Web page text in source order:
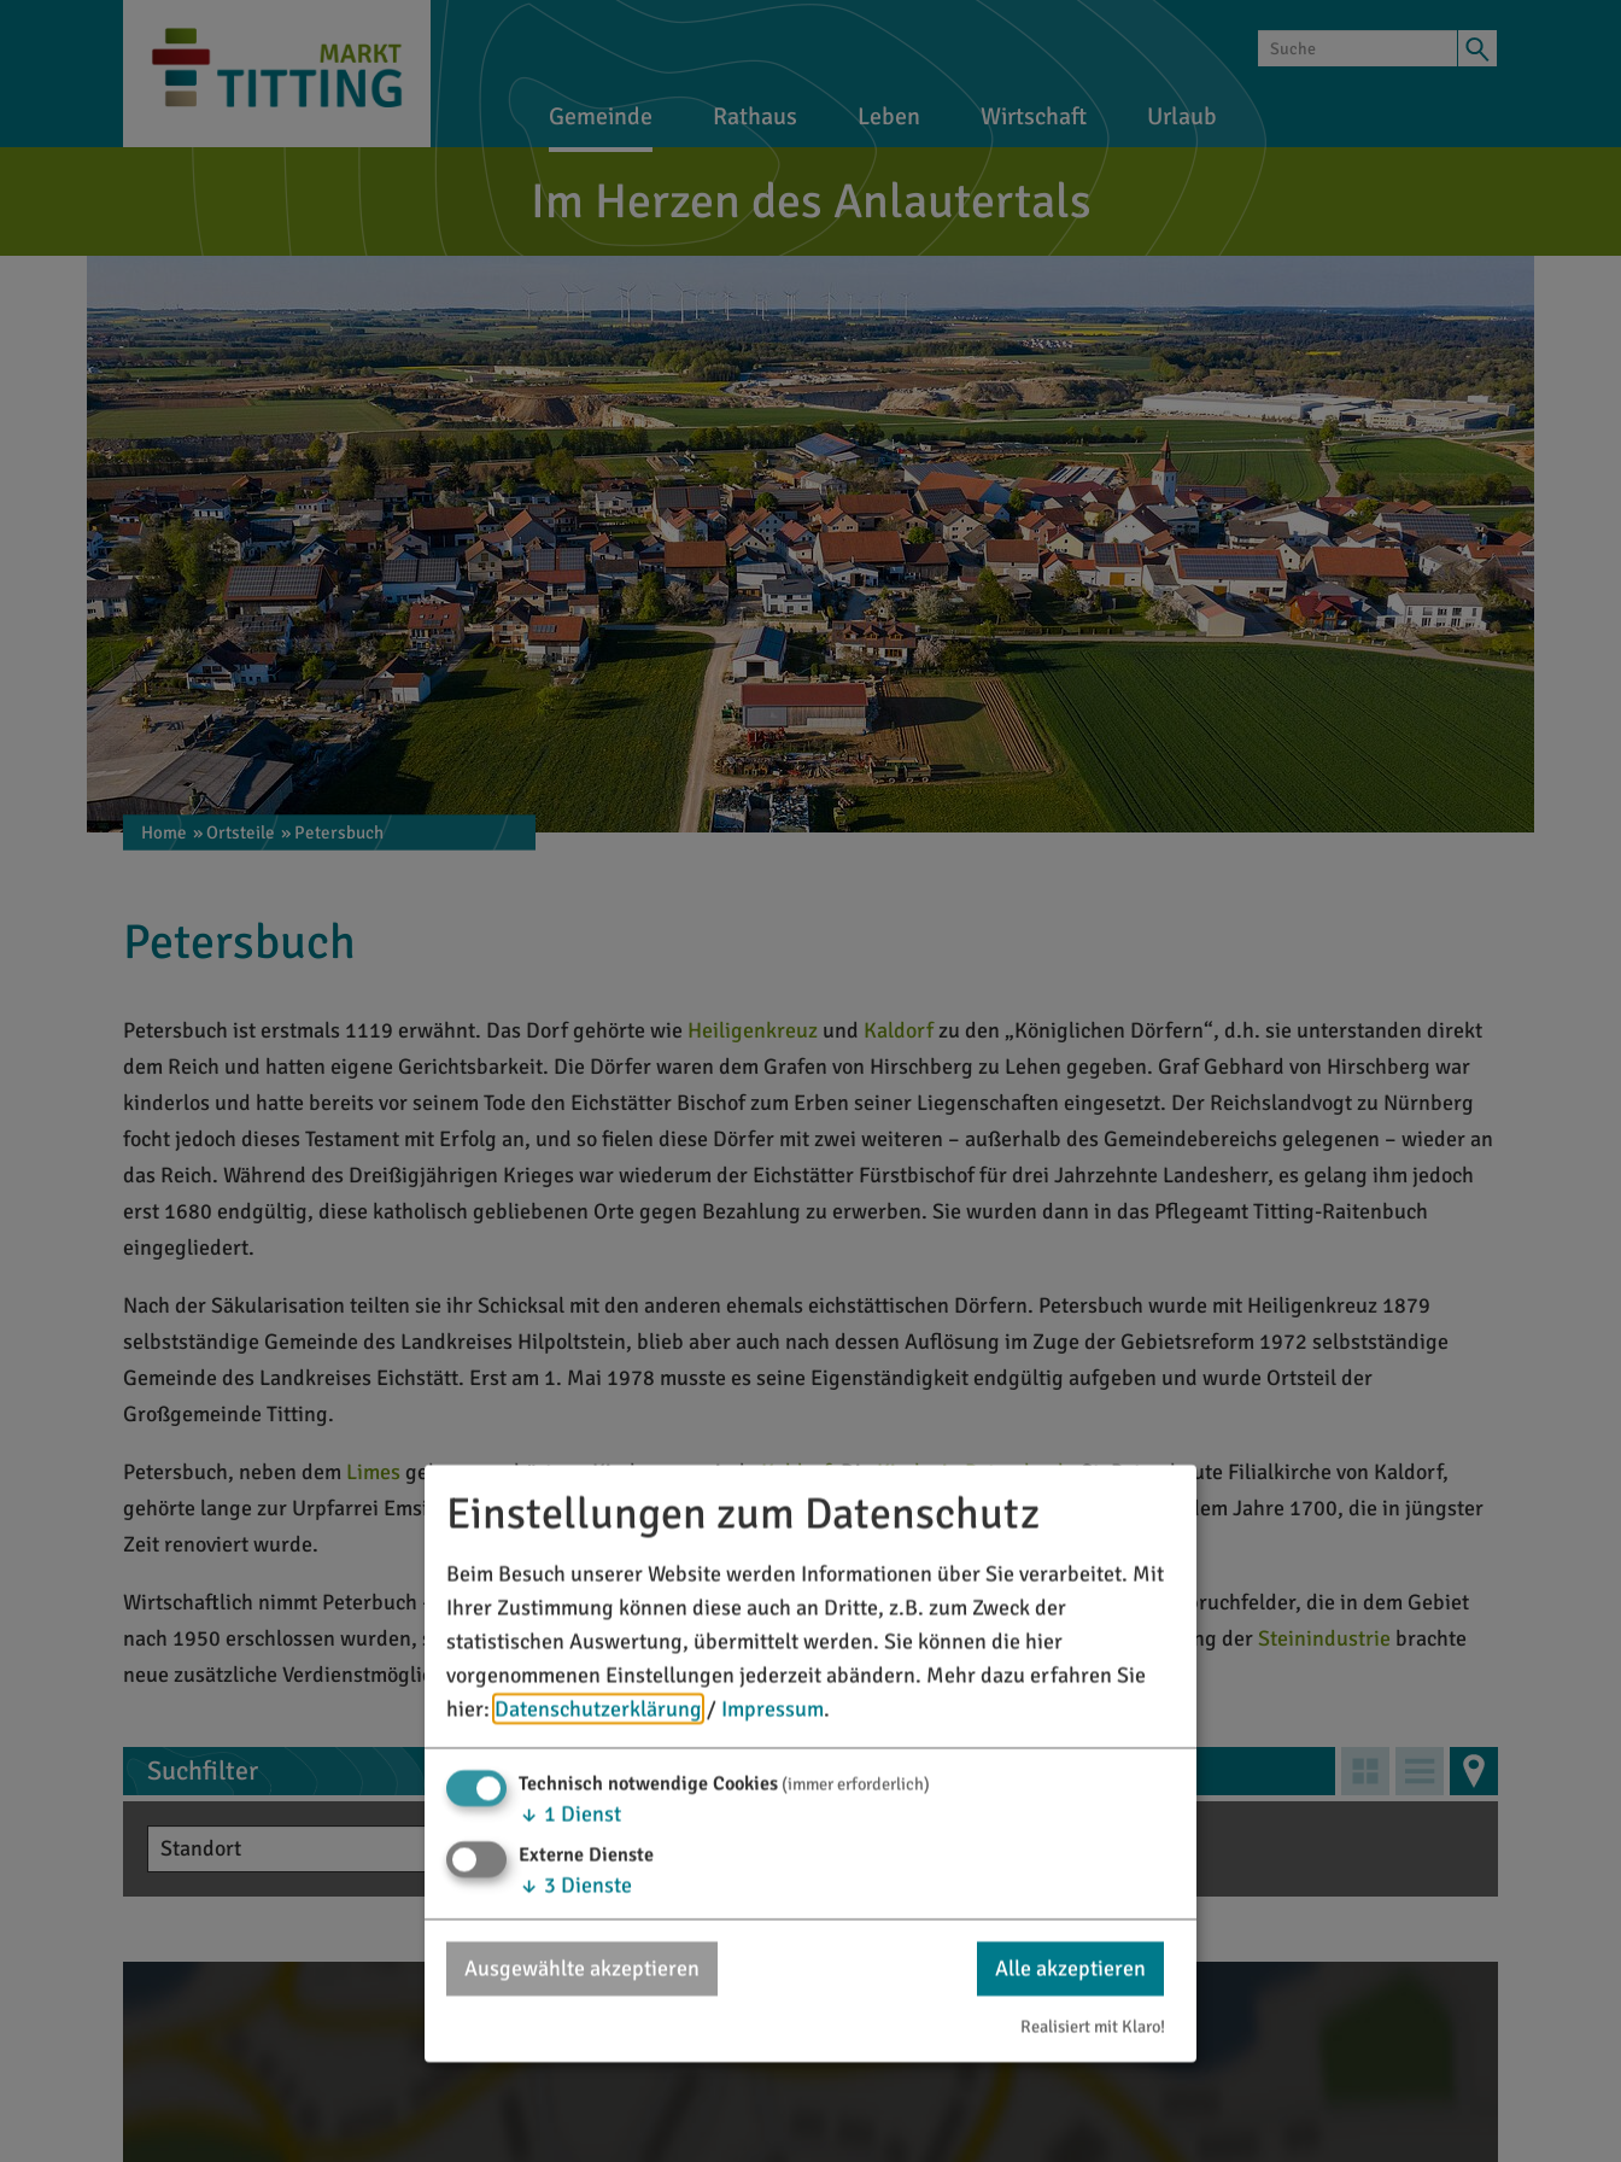
Gemeinde Rathaus Leben Wirtschaft Urlaub
Im Herzen des Anlautertals
Home » Ortsteile » Petersbuch
Petersbuch
Petersbuch ist erstmals 1119 erwähnt. Das Dorf gehörte wie Heiligenkreuz und Kaldorfzu den „Königlichen Dörfern“, d.h. sie unterstanden direkt
dem Reich und hatten eigene Gerichtsbarkeit. Die Dörfer waren dem Grafen von Hirschberg zu Lehen gegeben. Graf Gebhard von Hirschberg war
kinderlos und hatte bereits vor seinem Tode den Eichstätter Bischof zum Erben seiner Liegenschaften eingesetzt. Der Reichslandvogt zu Nürnberg
focht jedoch dieses Testament mit Erfolg an, und so fielen diese Dörfer mit zwei weiteren – außerhalb des Gemeindebereichs gelegenen – wieder an
das Reich. Während des Dreißigjährigen Krieges war wiederum der Eichstätter Fürstbischof für drei Jahrzehnte Landesherr, es gelang ihm jedoch
erst 1680 endgültig, diese katholisch gebliebenen Orte gegen Bezahlung zu erwerben. Sie wurden dann in das Pflegeamt Titting-Raitenbuch
eingegliedert.
Nach der Säkularisation teilten sie ihr Schicksal mit den anderen ehemals eichstättischen Dörfern. Petersbuch wurde mit Heiligenkreuz 1879
selbstständige Gemeinde des Landkreises Hilpoltstein, blieb aber auch nach dessen Auflösung im Zuge der Gebietsreform 1972 selbstständige
Gemeinde des Landkreises Eichstätt. Erst am 1. Mai 1978 musste es seine Eigenständigkeit endgültig aufgeben und wurde Ortsteil der
Großgemeinde Titting.
Petersbuch, neben dem Limes gelegen, gehört zur KirchengemeindeKaldorf. DieKirche in Petersbuch, St. Peter, heute Filialkirche von Kaldorf,
gehörte lange zur Urpfarrei Emsing. Sie besitzt neben spätgotischen und barocken Figuren eine barocke Orgel aus dem Jahre 1700, die in jüngster
Zeit renoviert wurde.
Wirtschaftlich nimmt Peterbuch – neben Erkertshofen und Kaldorf – eine besondere Stellung ein. Die großen Steinbruchfelder, die in dem Gebiet
nach 1950 erschlossen wurden, stellen heute das umfangreichste Abbaugebiet von Jura-Marmor dar. Die Entwicklung derSteinindustrie brachte
neue zusätzliche Verdienstmöglichkeiten, die sich in der Erneuerung des Dorfes niederschlugen.
Suchfilter
Einstellungen zum Datenschutz
Beim Besuch unserer Website werden Informationen über Sie verarbeitet. Mit
Ihrer Zustimmung können diese auch an Dritte, z.B. zum Zweck der
statistischen Auswertung, übermittelt werden. Sie können die hier
vorgenommenen Einstellungen jederzeit abändern. Mehr dazu erfahren Sie
hier: Datenschutzerklärung / Impressum.
Technisch notwendige Cookies (immer erforderlich)
↓ 1 Dienst
Externe Dienste
↓ 3 Dienste
Ausgewählte akzeptieren Alle akzeptieren
Realisiert mit Klaro!